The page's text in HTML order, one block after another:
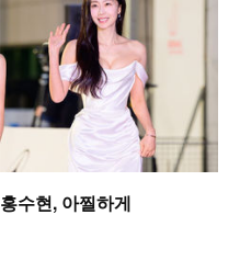
홍수현, 아찔하게